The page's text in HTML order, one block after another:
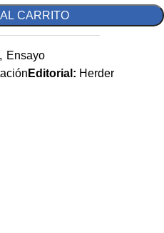
CARRITO
, Ensayo
Editorial: Herder